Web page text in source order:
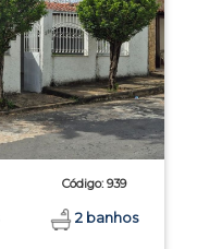
Código: 939
2 banhos